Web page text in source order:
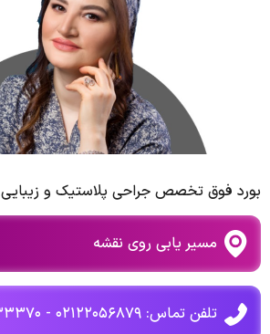
بورد فوق تخصص جراحی پلاستیک و زیبایی
مسیر یابی روی نقشه
تلفن تماس: ۰۲۱۲۲۰۵۶۸۷۹ - ۰۹۱۲۰۷۳۳۳۷۰